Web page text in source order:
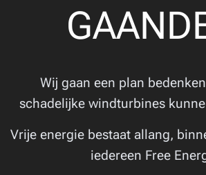
Wij gaan een plan
schadelijke windturbines
Vrije energie bestaat allang,
iedereen Free